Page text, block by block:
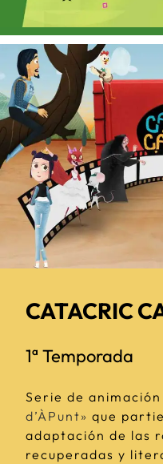
CATACRIC
1ª Temporada
Serie de
d’ÀPunt» que
adaptación de las
recuperadas y